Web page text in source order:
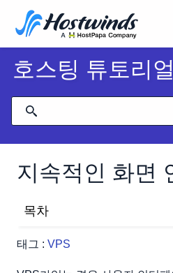
호스팅 튜토리얼
지속적인 화면
태그 : VPS
목차
추가 명령 :